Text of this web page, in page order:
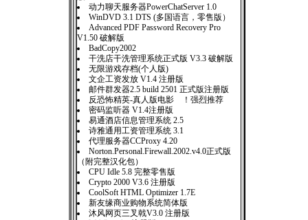
动力聊天服务器PowerChatServer 1.0
WinDVD 3.1 DTS (多国语言，零售版）
Advanced PDF Password Recovery Pro
V1.50 破解版
BadCopy2002
干洗店干洗管理系统正式版 V3.3 破解版
无限游戏存档(个人版)
文企工资发放 V1.4 注册版
邮件群发器2.5 build 2501 正式版注册版
反恐怖精英-真人版电影 ！强烈推荐
密码监听器 V1.4注册版
易通酒店信息管理系统 2.5
诗雅通用工资管理系统 3.1
代理服务器CCProxy 4.20
Norton.Personal.Firewall.2002.v4.0正式版
（附完整汉化包）
CPU Idle 5.8 完整零售版
Crypto 2000 V3.6 注册版
CoolSoft HTML Optimizer 1.7E
新友缘商业购物系统简体版
沐风网页三叉戟V3.0 注册版